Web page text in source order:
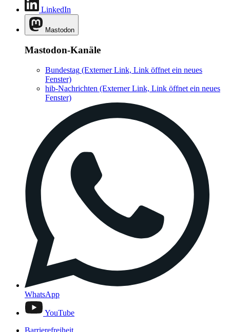
LinkedIn
Mastodon
Mastodon-Kanäle
Bundestag (Externer Link, Link öffnet ein neues
Fenster)
hib-Nachrichten (Externer Link, Link öffnet ein neues
Fenster)
WhatsApp
YouTube
Barrierefreiheit